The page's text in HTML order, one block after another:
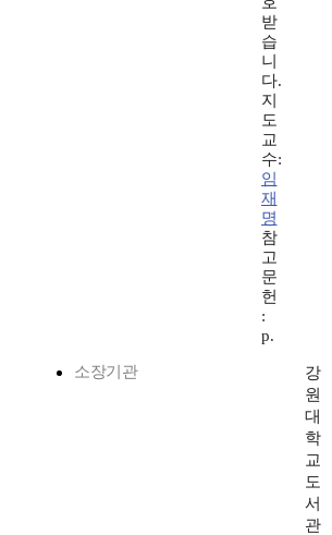
받
습
니
다.
지
도
교
수:
임
재
명
참
고
문
헌
:
p.
소장기관
강
원
대
학
교
도
서
관